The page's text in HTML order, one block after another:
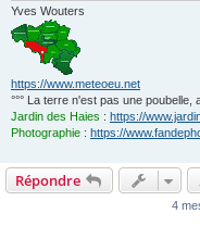
Yves Wouters
https://www.meteoeu.net
°°° La terre n'est pas une
Jardin des Haies : https://
Photographie : https://
Répondre
4